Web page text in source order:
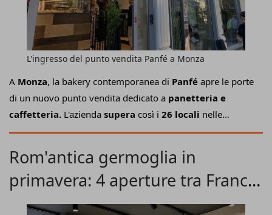
A Monza, la bakery contemporanea di Panfé apre le porte
di un nuovo punto vendita dedicato a panetteria e
caffetteria. L'azienda supera così i 26 locali nelle
principali città del Nord Italia graze a un'offerta che unisce
arriva a pochi giorni dall'ultima apertura a Novara.
L'ingresso del punto vendita Panfé a Monza
Rom'antica germoglia in
primavera: 4 aperture tra Francia
e Italia